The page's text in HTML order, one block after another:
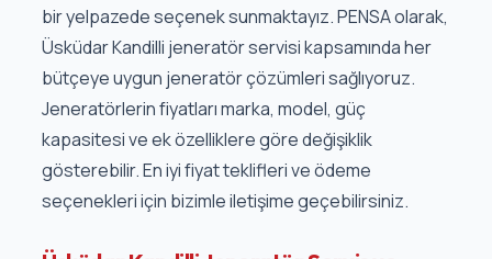
bir yelpazede seçenek sunmaktayız. PENSA olarak,
Üsküdar Kandilli jeneratör servisi kapsamında her
bütçeye uygun jeneratör çözümleri sağlıyoruz.
Jeneratörlerin fiyatları marka, model, güç
kapasitesi ve ek özelliklere göre değişiklik
gösterebilir. En iyi fiyat teklifleri ve ödeme
seçenekleri için bizimle iletişime geçebilirsiniz.